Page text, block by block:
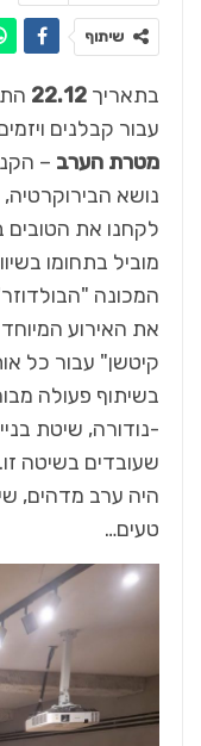
שיתוף
בתאריך 22.12
עבור קבלנים
מטרת הערב –
נושא הבירוקרטיה,
לקחנו את הטובים
מוביל בתחומו
המכונה
את האירוע
קיטשן" עבור כל
בשיתוף פעולה
-נודורה, שיטת
שעובדים בשיטה זו.
היה ערב מדהים,
טעים…